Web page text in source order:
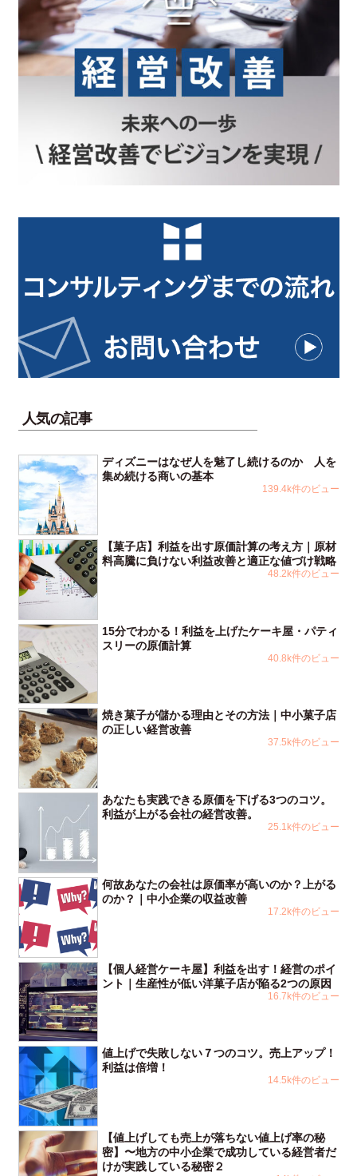
人気の記事
ディズニーはなぜ人を魅了し続けるのか 人を
集め続ける商いの基本
139.4k件のビュー
【菓子店】利益を出す原価計算の考え方｜原材
料高騰に負けない利益改善と適正な値づけ戦略
48.2k件のビュー
15分でわかる！利益を上げたケーキ屋・パティ
スリーの原価計算
40.8k件のビュー
焼き菓子が儲かる理由とその方法｜中小菓子店
の正しい経営改善
37.5k件のビュー
あなたも実践できる原価を下げる3つのコツ。
利益が上がる会社の経営改善。
25.1k件のビュー
何故あなたの会社は原価率が高いのか？上がる
のか？｜中小企業の収益改善
17.2k件のビュー
【個人経営ケーキ屋】利益を出す！経営のポイ
ント｜生産性が低い洋菓子店が陥る2つの原因
16.7k件のビュー
値上げで失敗しない７つのコツ。売上アップ！
利益は倍増！
14.5k件のビュー
【値上げしても売上が落ちない値上げ率の秘
密】〜地方の中小企業で成功している経営者だ
けが実践している秘密２